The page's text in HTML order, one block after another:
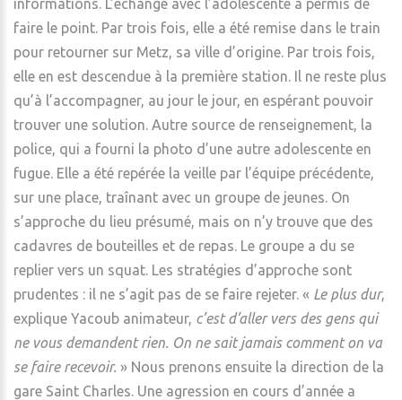
informations. L’échange avec l’adolescente a permis de
faire le point. Par trois fois, elle a été remise dans le train
pour retourner sur Metz, sa ville d’origine. Par trois fois,
elle en est descendue à la première station. Il ne reste plus
qu’à l’accompagner, au jour le jour, en espérant pouvoir
trouver une solution. Autre source de renseignement, la
police, qui a fourni la photo d’une autre adolescente en
fugue. Elle a été repérée la veille par l’équipe précédente,
sur une place, traînant avec un groupe de jeunes. On
s’approche du lieu présumé, mais on n’y trouve que des
cadavres de bouteilles et de repas. Le groupe a du se
replier vers un squat. Les stratégies d’approche sont
prudentes : il ne s’agit pas de se faire rejeter. « Le plus dur,
explique Yacoub animateur, c’est d’aller vers des gens qui
ne vous demandent rien. On ne sait jamais comment on va
se faire recevoir. » Nous prenons ensuite la direction de la
gare Saint Charles. Une agression en cours d’année a